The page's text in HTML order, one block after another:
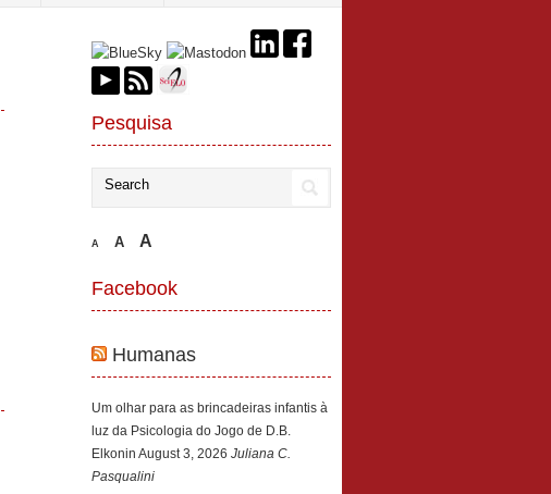
Pesquisa
A A A
Facebook
Humanas
Um olhar para as brincadeiras infantis à
luz da Psicologia do Jogo de D.B.
Elkonin August 3, 2026 Juliana C.
Pasqualini